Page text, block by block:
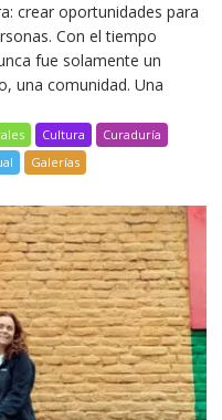
crear oportunidades para
Con el tiempo
fue solamente un
una comunidad. Una
Cultura
Curaduría
Galerías